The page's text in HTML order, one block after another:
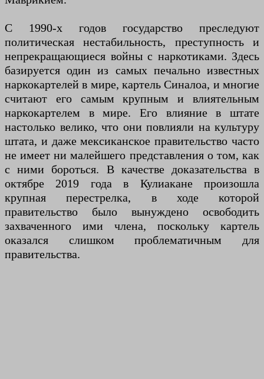
С 1990-х годов государство преследуют
политическая нестабильность, преступность и
непрекращающиеся войны с наркотиками. Здесь
базируется один из самых печально известных
наркокартелей в мире, картель Синалоа, и многие
считают его самым крупным и влиятельным
наркокартелем в мире. Его влияние в штате
настолько велико, что они повлияли на культуру
штата, и даже мексиканское правительство часто
не имеет ни малейшего представления о том, как
с ними бороться. В качестве доказательства в
октябре 2019 года в Кулиакане произошла
крупная перестрелка, в ходе которой
правительство было вынуждено освободить
захваченного ими члена, поскольку картель
оказался слишком проблематичным для
правительства.